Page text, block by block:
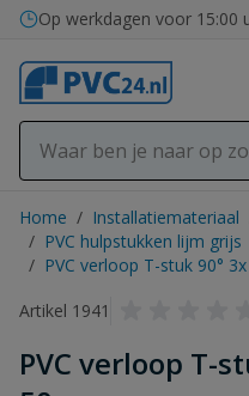
Ga naar de inhoud
Bezorging in binnen- en
Op werkdagen voor 15:00
Home / Installatiemateriaal
/ PVC hulpstukken lijm grijs
/ PVC verloop T-stuk 90°
Artikel 1941
PVC verloop T-